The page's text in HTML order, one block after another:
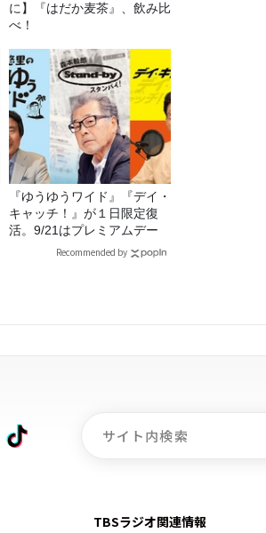
に】『はだか麦茶』、飲み比
べ！
『ゆうゆうワイド』『デイ・
キャッチ！』が１日限定復
活。9/21はプレミアムデー
Recommended by
TBSラジオ関連情報